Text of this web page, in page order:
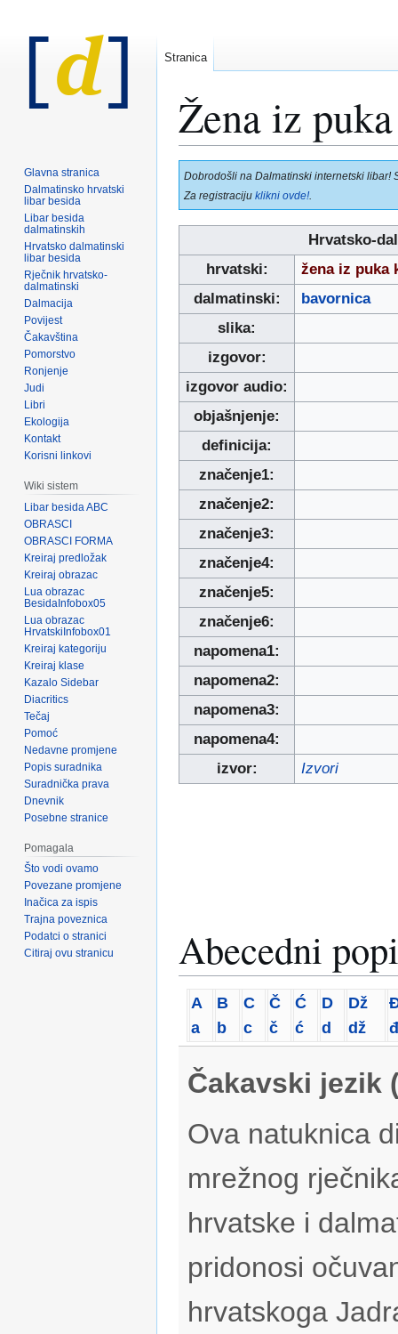
Žena iz
Prijeđi
na
navigaciju
Prijeđi
na
pretraživanje
Dobrodošli na Dalmatinski internetski libar!
Za registraciju klikni ovde!
Hrvatsko-
hrvatski:
žena iz puka
dalmatinski:
bavornica
slika:
izgovor:
izgovor audio:
objašnjenje:
definicija:
značenje1:
značenje2:
značenje3:
značenje4:
značenje5:
značenje6:
napomena1:
napomena2:
napomena3:
napomena4:
izvor:
Izvori
Abecedni
A
a
B
b
C
c
Č
č
Ć
ć
D
d
Dž
dž
đ
Čakavski jezik
Ova natuknica
mrežnog
hrvatske i
pridonosi
hrvatskoga
Stranica
Glavna stranica
Dalmatinsko hrvatski
libar besida
Libar besida
dalmatinskih
Hrvatsko dalmatinski
libar besida
Rječnik hrvatsko-
dalmatinski
Dalmacija
Povijest
Čakavština
Pomorstvo
Ronjenje
Judi
Libri
Ekologija
Kontakt
Korisni linkovi
Wiki sistem
Libar besida ABC
OBRASCI
OBRASCI FORMA
Kreiraj predložak
Kreiraj obrazac
Lua obrazac
BesidaInfobox05
Lua obrazac
HrvatskiInfobox01
Kreiraj kategoriju
Kreiraj klase
Kazalo Sidebar
Diacritics
Tečaj
Pomoć
Nedavne promjene
Popis suradnika
Suradnička prava
Dnevnik
Posebne stranice
Pomagala
Što vodi ovamo
Povezane promjene
Inačica za ispis
Trajna poveznica
Podatci o stranici
Citiraj ovu stranicu